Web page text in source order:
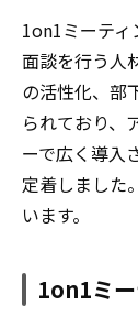
1on1ミーテ
面談を行う人
の活性化、部
られており、
ーで広く導入
定着しました
います。
1on1ミ